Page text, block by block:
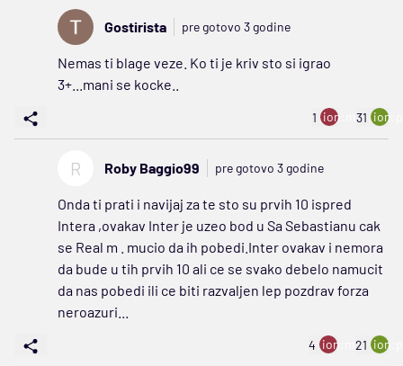
Gostirista pre gotovo 3 godine
Nemas ti blage veze. Ko ti je kriv sto si igrao
3+...mani se kocke..
1 ion:minus
31
R Roby Baggio99 pre gotovo 3 godine
Onda ti prati i navijaj za te sto su prvih 10 ispred
Intera ,ovakav Inter je uzeo bod u Sa Sebastianu cak
se Real m . mucio da ih pobedi.Inter ovakav i nemora
da bude u tih prvih 10 ali ce se svako debelo namucit
da nas pobedi ili ce biti razvaljen lep pozdrav forza
neroazuri...
4 ion:minus
21